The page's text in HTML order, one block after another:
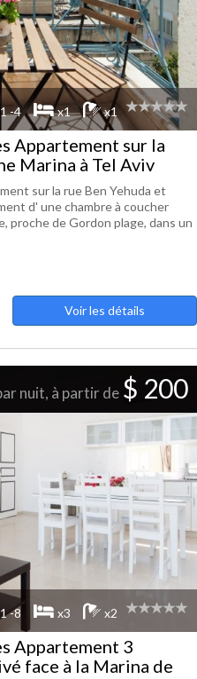
1 -4 x1 x1
Appartement sur la
Marina à Tel Aviv
sur la rue Ben Yehuda et
d' une chambre à coucher
proche de Gordon plage, dans un
Voir les détails
nuit, à partir de $ 200
1 -8 x3 x2
Appartement 3
face à la Marina de